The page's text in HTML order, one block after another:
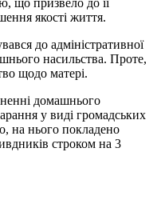
якості життя.
до адміністративної
насильства. Проте,
щодо матері.
домашнього
у виді громадських
на нього покладено
строком на 3